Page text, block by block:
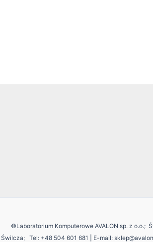
©Laboratorium Komputerowe AVALON sp. z o.o.;
Świlcza; Tel: +48 504 601 681 | E-mail: